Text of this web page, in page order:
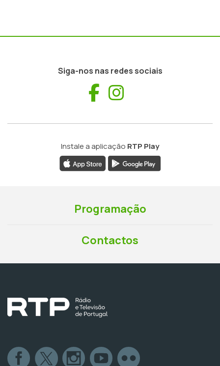
Siga-nos nas redes sociais
Facebook
Instale a aplicação RTP Play
Programação
Contactos